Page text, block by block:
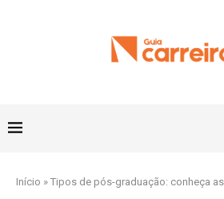
Início » Tipos de pós-graduação: conheça